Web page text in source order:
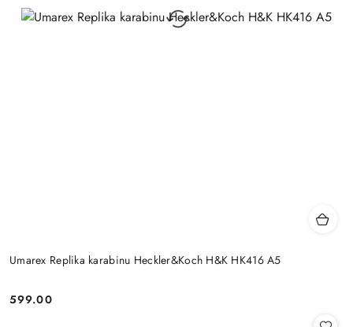
Umarex Replika karabinu Heckler&Koch H&K HK416 A5
Cena:
599.00